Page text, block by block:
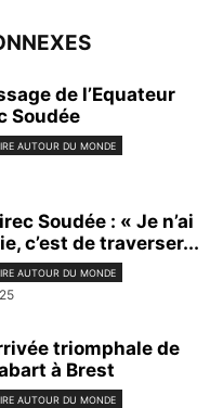
de l’Equateur
Soudée
AUTOUR DU MONDE
Soudée : « Je n’ai
c’est de traverser...
AUTOUR DU MONDE
triomphale de
à Brest
AUTOUR DU MONDE